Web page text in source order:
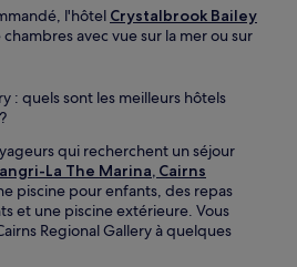
l'hôtel Crystalbrook Bailey
avec vue sur la mer ou sur
: quels sont les meilleurs hôtels
qui recherchent un séjour
La The Marina, Cairns
piscine pour enfants, des repas
et une piscine extérieure. Vous
Regional Gallery à quelques